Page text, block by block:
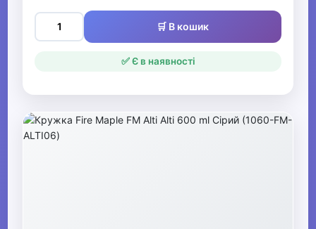
🛒 В кошик
✅ Є в наявності